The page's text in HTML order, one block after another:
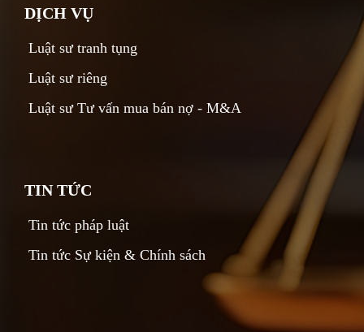
DỊCH VỤ
Luật sư tranh tụng
Luật sư riêng
Luật sư Tư vấn mua bán nợ - M&A
TIN TỨC
Tin tức pháp luật
Tin tức Sự kiện & Chính sách